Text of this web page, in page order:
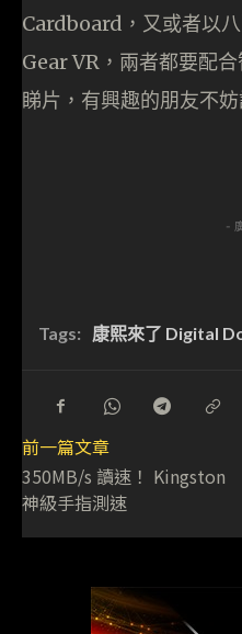
Cardboard，又或者以
Gear VR，兩者都要配
睇片，有興趣的朋友不妨
-
Tags: 康熙來了 Digital
前一篇文章
350MB/s 讀速！ Kingston
神級手指測速